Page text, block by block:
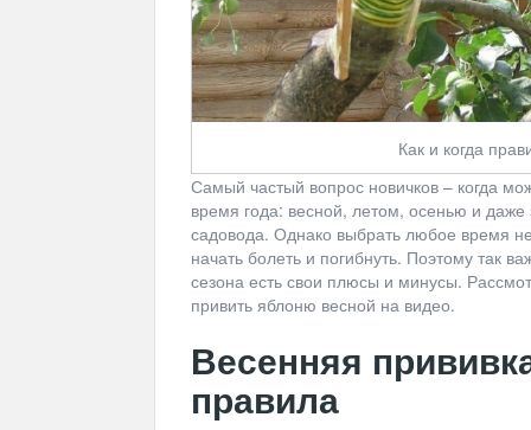
Как и когда
Самый частый вопрос новичков – когда
время года: весной, летом, осенью и
садовода. Однако выбрать любое время
начать болеть и погибнуть. Поэтому так
сезона есть свои плюсы и минусы.
привить яблоню весной на видео.
Весенняя
правила